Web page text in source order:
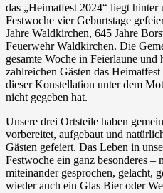
das „Heimatfest 2024“ liegt
Festwoche vier Geburtstage
Jahre Waldkirchen, 645 Jahre
Feuerwehr Waldkirchen. Die
gesamte Woche in Feierlaune
zahlreichen Gästen das
dieser Konstellation unter dem
nicht gegeben hat.
Unsere drei Ortsteile haben
vorbereitet, aufgebaut und
Gästen gefeiert. Das Leben in
Festwoche ein ganz besonderes –
miteinander gesprochen, gelacht,
wieder auch ein Glas Bier oder